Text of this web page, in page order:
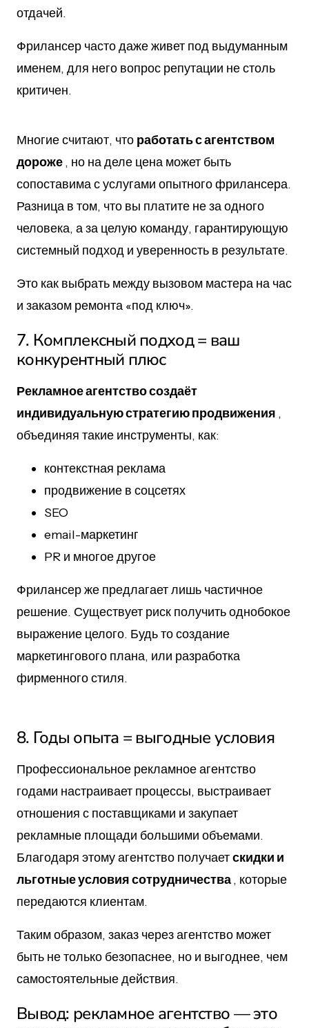
отдачей.
Фрилансер часто даже живет под выдуманным
именем, для него вопрос репутации не столь
критичен.
Многие считают, что работать с агентством
дороже, но на деле цена может быть
сопоставима с услугами опытного фрилансера.
Разница в том, что вы платите не за одного
человека, а за целую команду, гарантирующую
системный подход и уверенность в результате.
Это как выбрать между вызовом мастера на час
и заказом ремонта «под ключ».
7. Комплексный подход = ваш
конкурентный плюс
Рекламное агентство создаёт
индивидуальную стратегию продвижения ,
объединяя такие инструменты, как:
контекстная реклама
продвижение в соцсетях
SEO
email-маркетинг
PR и многое другое
Фрилансер же предлагает лишь частичное
решение. Существует риск получить однобокое
выражение целого. Будь то создание
маркетингового плана, или разработка
фирменного стиля.
8. Годы опыта = выгодные условия
Профессиональное рекламное агентство
годами настраивает процессы, выстраивает
отношения с поставщиками и закупает
рекламные площади большими объемами.
Благодаря этому агентство получаетскидки и
льготные условия сотрудничества, которые
передаются клиентам.
Таким образом, заказ через агентство может
быть не только безопаснее, но и выгоднее, чем
самостоятельные действия.
Вывод: рекламное агентство — это